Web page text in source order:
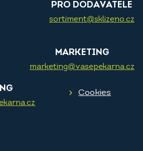
PRO DODAVATELE
sortiment@sklizeno.cz
MARKETING
marketing@vasepekarna.cz
Cookies